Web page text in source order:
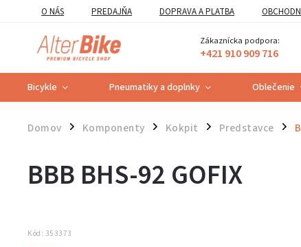
O NÁS PREDAJŇA DOPRAVA A PLATBA
POUČENIE
Zákaznícka podpora:
+421 910 909 716
Bicykle Pneumatiky a doplnky Oblečenie
Domov / Komponenty / Kokpit / Predstavce /
BBB BHS-92 GOFIX
Kód: 353373